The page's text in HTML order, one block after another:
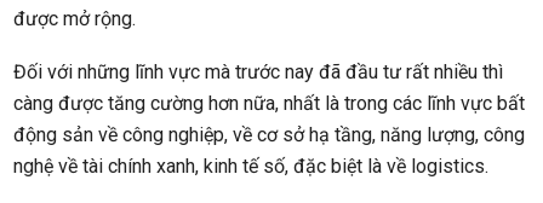
được mở rộng.
Đối với những lĩnh vực mà trước nay đã đầu tư rất nhiều thì
càng được tăng cường hơn nữa, nhất là trong các lĩnh vực bất
động sản về công nghiệp, về cơ sở hạ tầng, năng lượng, công
nghệ về tài chính xanh, kinh tế số, đặc biệt là về logistics.